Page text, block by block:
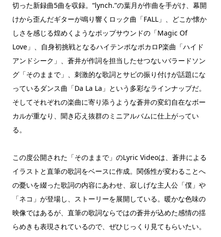
切った新録曲5曲を収録。“lynch.”の葉月が作曲を手がけ、幕開
けから歪んだギターが鳴り響くロック曲「FALL」、どこか懐か
しさを感じる煌めくようなポップサウンドの「Magic Of
Love」、自身初挑戦となるハイテンポなボカロP楽曲「ハイド
アンドシーク」、蒼井が作詞を担当したせつないバラードソン
グ「そのままで」、刺激的な歌詞とサビの振り付けが話題にな
っているダンス曲「Da La La」という多彩なラインナップだ。
そしてそれぞれの楽曲に寄り添うような蒼井の変幻自在なボー
カルが重なり、聞き応え抜群のミニアルバムに仕上がってい
る。
この度公開された「そのままで」のLyric Videoは、蒼井による
イラストと直筆の歌詞をベースに作成。関係性が変わることへ
の憂いを綴った歌詞の内容にあわせ、寂しげな主人公「僕」や
「ネコ」が登場し、ストーリーを展開している。暖かな色味の
映像ではあるが、直筆の歌詞ならではの蒼井が込めた感情の揺
らめきも表現されているので、ぜひじっくり見てもらいたい。